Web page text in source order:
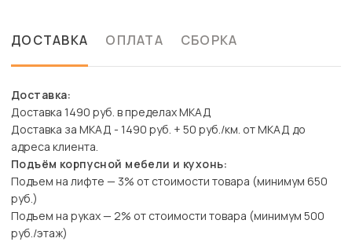
ДОСТАВКА ОПЛАТА СБОРКА
Доставка:
Доставка 1490 руб. в пределах МКАД
Доставка за МКАД - 1490 руб. + 50 руб./км. от МКАД до
адреса клиента.
Подъём корпусной мебели и кухонь:
Подъем на лифте — 3% от стоимости товара (минимум 650
руб.)
Подъем на руках — 2% от стоимости товара (минимум 500
руб./этаж)